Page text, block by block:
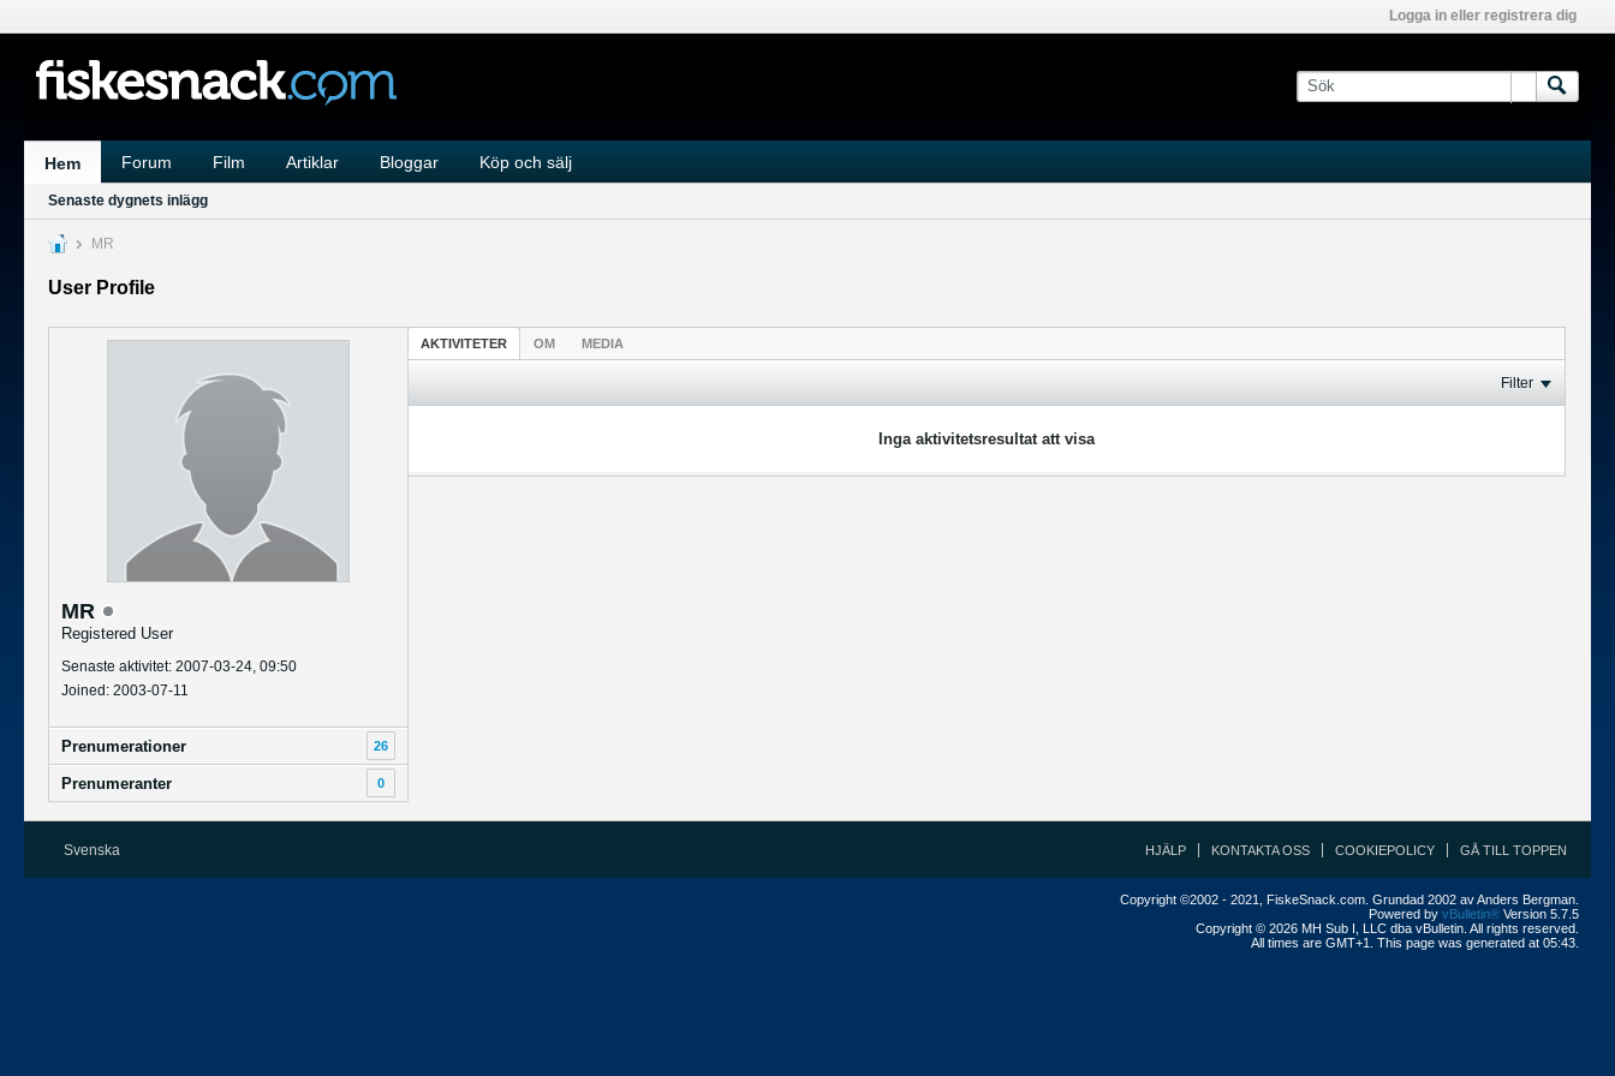
Logga in eller registrera dig
Hem Forum Film Artiklar Bloggar Köp och sälj
Senaste dygnets inlägg
MR
User Profile
MR
Registered User
Senaste aktivitet: 2007-03-24, 09:50
Joined: 2003-07-11
Prenumerationer 26
Prenumeranter 0
AKTIVITETER OM MEDIA
Filter
Inga aktivitetsresultat att visa
Svenska HJÄLP KONTAKTA OSS COOKIEPOLICY GÅ TILL TOPPEN
Copyright ©2002 - 2021, FiskeSnack.com. Grundad 2002 av Anders Bergman.
Powered by vBulletin® Version 5.7.5
Copyright © 2026 MH Sub I, LLC dba vBulletin. All rights reserved.
All times are GMT+1. This page was generated at 05:43.